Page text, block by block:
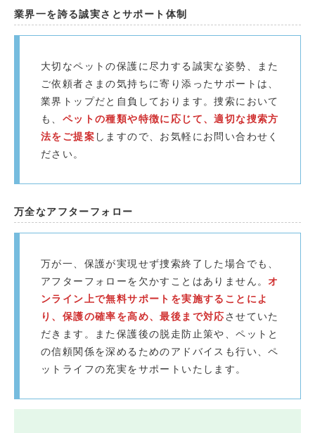
業界一を誇る誠実さとサポート体制
大切なペットの保護に尽力する誠実な姿勢、また
ご依頼者さまの気持ちに寄り添ったサポートは、
業界トップだと自負しております。捜索において
も、 ペットの種類や特徴に応じて、適切な捜索方
法をご提案 しますので、お気軽にお問い合わせく
ださい。
万全なアフターフォロー
万が一、保護が実現せず捜索終了した場合でも、
アフターフォローを欠かすことはありません。オ
ンライン上で無料サポートを実施することによ
り、保護の確率を高め、最後まで対応させていた
だきます。また保護後の脱走防止策や、ペットと
の信頼関係を深めるためのアドバイスも行い、ペ
ットライフの充実をサポートいたします。